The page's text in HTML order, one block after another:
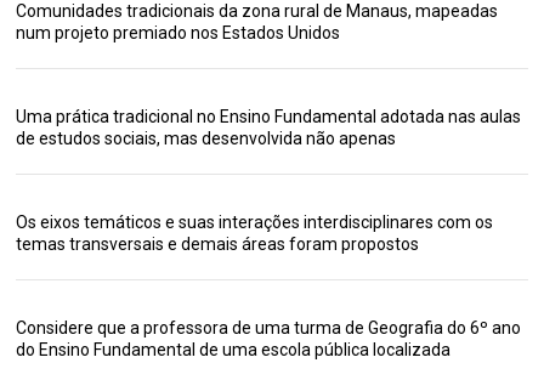
Comunidades tradicionais da zona rural de Manaus, mapeadas
num projeto premiado nos Estados Unidos
Uma prática tradicional no Ensino Fundamental adotada nas aulas
de estudos sociais, mas desenvolvida não apenas
Os eixos temáticos e suas interações interdisciplinares com os
temas transversais e demais áreas foram propostos
Considere que a professora de uma turma de Geografia do 6º ano
do Ensino Fundamental de uma escola pública localizada